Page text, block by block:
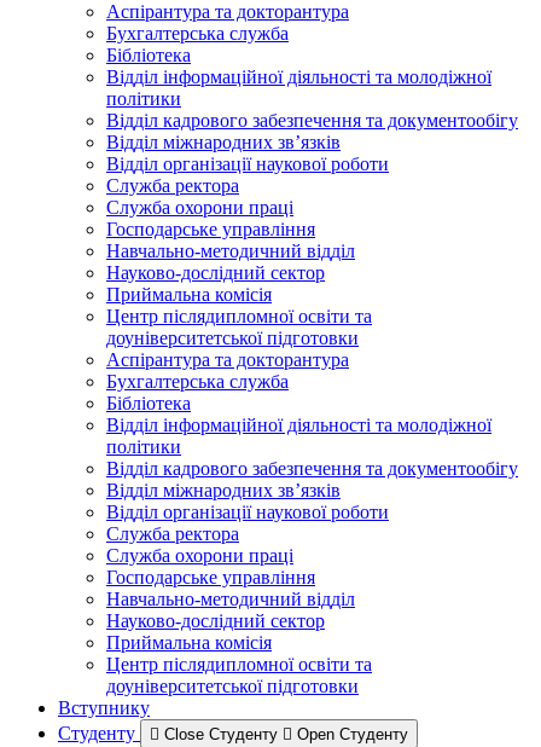
Аспірантура та докторантура
Бухгалтерська служба
Бібліотека
Відділ інформаційної діяльності та молодіжної
політики
Відділ кадрового забезпечення та документообігу
Відділ міжнародних зв’язків
Відділ організації наукової роботи
Служба ректора
Служба охорони праці
Господарське управління
Навчально-методичний відділ
Науково-дослідний сектор
Приймальна комісія
Центр післядипломної освіти та
доуніверситетської підготовки
Аспірантура та докторантура
Бухгалтерська служба
Бібліотека
Відділ інформаційної діяльності та молодіжної
політики
Відділ кадрового забезпечення та документообігу
Відділ міжнародних зв’язків
Відділ організації наукової роботи
Служба ректора
Служба охорони праці
Господарське управління
Навчально-методичний відділ
Науково-дослідний сектор
Приймальна комісія
Центр післядипломної освіти та
доуніверситетської підготовки
Вступнику
Студенту
Close Студенту Open Студенту